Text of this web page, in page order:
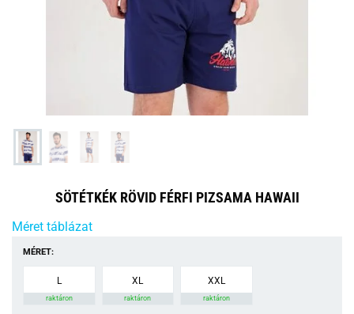
SÖTÉTKÉK RÖVID FÉRFI PIZSAMA HAWAII
Méret táblázat
MÉRET:
L
raktáron
XL
raktáron
XXL
raktáron